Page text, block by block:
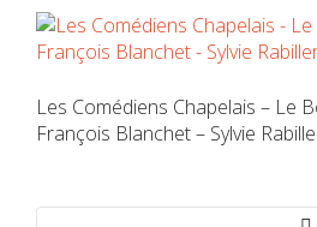
Les Comédiens Chapelais – Le
François Blanchet – Sylvie